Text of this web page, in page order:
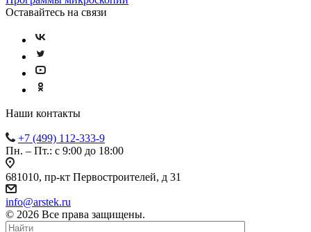
Оставайтесь на связи
Наши контакты
+7 (499) 112-333-9
Пн. – Пт.: с 9:00 до 18:00
681010, пр-кт Первостроителей, д 31
info@arstek.ru
© 2026 Все права защищены.